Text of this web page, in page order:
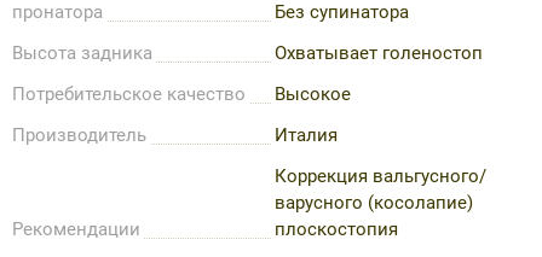
пронатора
Без супинатора
Высота задника
Охватывает голеностоп
Потребительское качество
Высокое
Производитель
Италия
Рекомендации
Коррекция вальгусного/
варусного (косолапие)
плоскостопия